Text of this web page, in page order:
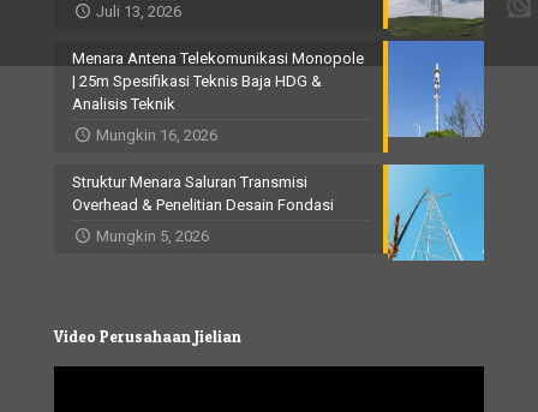
Juli 13, 2026
Menara Antena Telekomunikasi Monopole
| 25m Spesifikasi Teknis Baja HDG &
Analisis Teknik
Mungkin 16, 2026
Struktur Menara Saluran Transmisi
Overhead & Penelitian Desain Fondasi
Mungkin 5, 2026
Video Perusahaan Jielian